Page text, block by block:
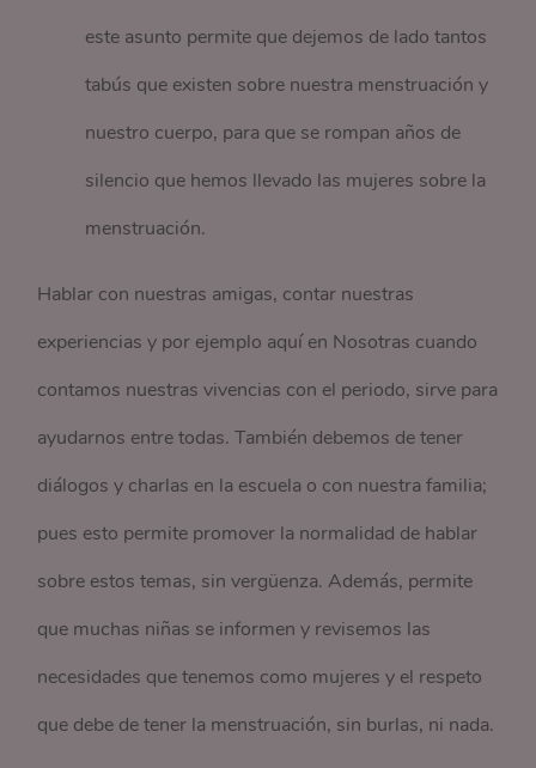
este asunto permite que dejemos de lado tantos
tabús que existen sobre nuestra menstruación y
nuestro cuerpo, para que se rompan años de
silencio que hemos llevado las mujeres sobre la
menstruación.
Hablar con nuestras amigas, contar nuestras
experiencias y por ejemplo aquí en Nosotras cuando
contamos nuestras vivencias con el periodo, sirve para
ayudarnos entre todas. También debemos de tener
diálogos y charlas en la escuela o con nuestra familia;
pues esto permite promover la normalidad de hablar
sobre estos temas, sin vergüenza. Además, permite
que muchas niñas se informen y revisemos las
necesidades que tenemos como mujeres y el respeto
que debe de tener la menstruación, sin burlas, ni nada.